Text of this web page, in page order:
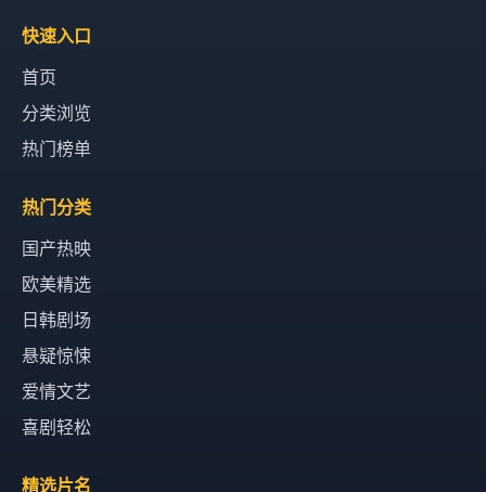
快速入口
首页
分类浏览
热门榜单
热门分类
国产热映
欧美精选
日韩剧场
悬疑惊悚
爱情文艺
喜剧轻松
精选片名